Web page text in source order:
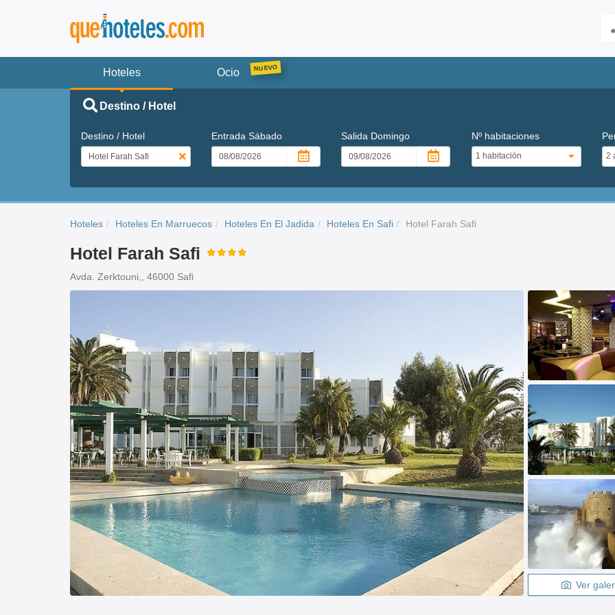
Hoteles Ocio
Destino / Hotel
Destino / Hotel Entrada Sábado Salida Domingo Nº habitaciones
Hoteles Hoteles En Marruecos Hoteles En El Jadida Hoteles En Safi Hotel Farah Safi
Hotel Farah Safi
Avda. Zerktouni,, 46000 Safi
Ver